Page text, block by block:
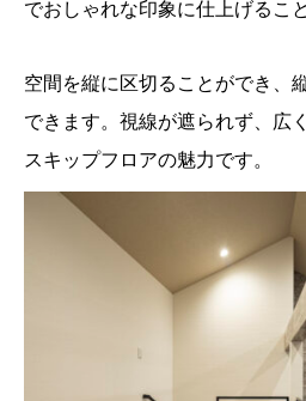
でおしゃれな印象に仕上げるこ
空間を縦に区切ることができ、
できます。視線が遮られず、広
スキップフロアの魅力です。